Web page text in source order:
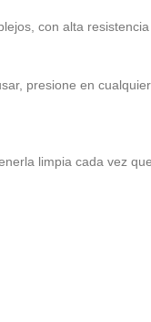
con alta
presione en
limpia cada vez